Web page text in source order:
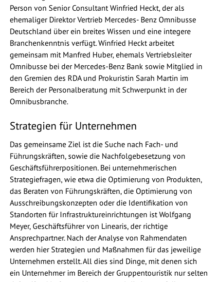
Person von Senior Consultant Winfried Heckt, der als
ehemaliger Direktor Vertrieb Mercedes- Benz Omnibusse
Deutschland über ein breites Wissen und eine integere
Branchenkenntnis verfügt. Winfried Heckt arbeitet
gemeinsam mit Manfred Huber, ehemals Vertriebsleiter
Omnibusse bei der Mercedes-Benz Bank sowie Mitglied in
den Gremien des RDA und Prokuristin Sarah Martin im
Bereich der Personalberatung mit Schwerpunkt in der
Omnibusbranche.
Strategien für Unternehmen
Das gemeinsame Ziel ist die Suche nach Fach- und
Führungskräften, sowie die Nachfolgebesetzung von
Geschäftsführerpositionen. Bei unternehmerischen
Strategiefragen, wie etwa die Optimierung von Produkten,
das Beraten von Führungskräften, die Optimierung von
Ausschreibungskonzepten oder die Identifikation von
Standorten für Infrastruktureinrichtungen ist Wolfgang
Meyer, Geschäftsführer von Linearis, der richtige
Ansprechpartner. Nach der Analyse von Rahmendaten
werden hier Strategien und Maßnahmen für das jeweilige
Unternehmen erstellt. All dies sind Dinge, mit denen sich
ein Unternehmer im Bereich der Gruppentouristik nur selten